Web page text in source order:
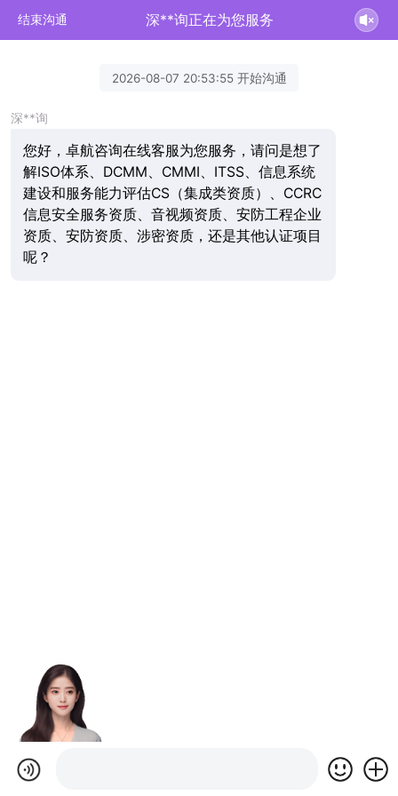
结束沟通 深**询正在为您服务
2026-08-07 20:53:55 开始沟通
深**询
您好，卓航咨询在线客服为您服务，请问是想了
解ISO体系、DCMM、CMMI、ITSS、信息系统
建设和服务能力评估CS（集成类资质）、CCRC
信息安全服务资质、音视频资质、安防工程企业
资质、安防资质、涉密资质，还是其他认证项目
呢？